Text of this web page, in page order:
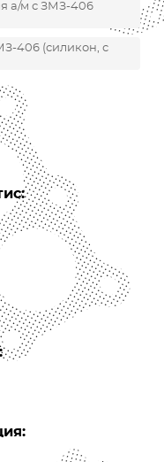
а/м с ЗМЗ-406
406 (силикон, с